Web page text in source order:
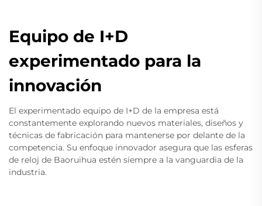
Equipo de I+D
experimentado para la
innovación
El experimentado equipo de I+D de la empresa está
constantemente explorando nuevos materiales, diseños y
técnicas de fabricación para mantenerse por delante de la
competencia. Su enfoque innovador asegura que las esferas
de reloj de Baoruihua estén siempre a la vanguardia de la
industria.